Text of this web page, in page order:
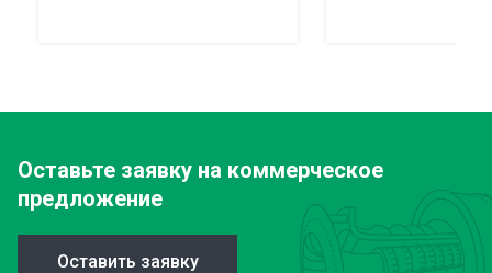
Оставьте заявку на коммерческое
предложение
Оставить заявку